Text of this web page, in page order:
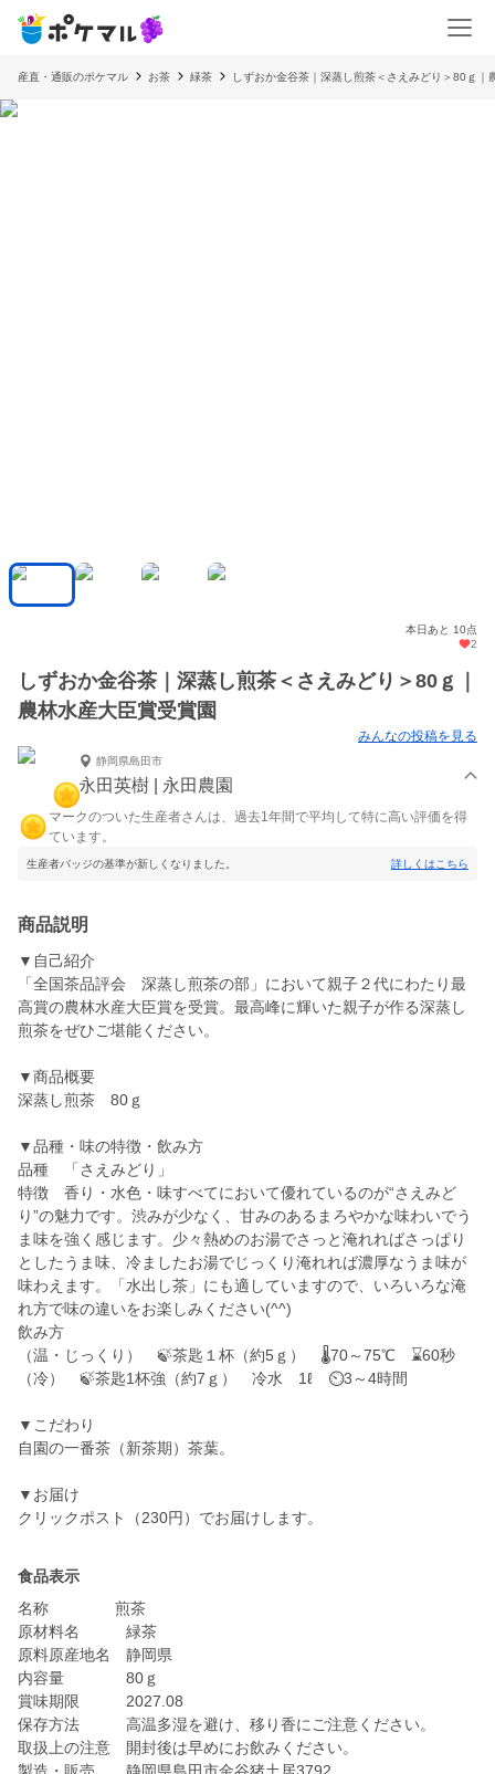
産直・通販のポケマル お茶 緑茶 しずおか金谷茶｜深蒸し煎茶＜さえみどり＞80ｇ｜
本日あと 10点
2
しずおか金谷茶｜深蒸し煎茶＜さえみどり＞80ｇ｜
農林水産大臣賞受賞園
みんなの投稿を見る
静岡県島田市
永田英樹 | 永田農園
マークのついた生産者さんは、過去1年間で平均して特に高い評価を得
ています。
生産者バッジの基準が新しくなりました。 詳しくはこちら
商品説明
▼自己紹介
「全国茶品評会 深蒸し煎茶の部」において親子２代にわたり最
高賞の農林水産大臣賞を受賞。最高峰に輝いた親子が作る深蒸し
煎茶をぜひご堪能ください。
▼商品概要
深蒸し煎茶 80ｇ
▼品種・味の特徴・飲み方
品種 「さえみどり」
特徴 香り・水色・味すべてにおいて優れているのが“さえみど
り”の魅力です。渋みが少なく、甘みのあるまろやかな味わいでう
ま味を強く感じます。少々熱めのお湯でさっと淹れればさっぱり
としたうま味、冷ましたお湯でじっくり淹れれば濃厚なうま味が
味わえます。「水出し茶」にも適していますので、いろいろな淹
れ方で味の違いをお楽しみください(^^)
飲み方
（温・じっくり） 🍃茶匙１杯（約5ｇ） 🌡70～75℃ ⌛60秒
（冷） 🍃茶匙1杯強（約7ｇ） 冷水 1ℓ ⏲3～4時間
▼こだわり
自園の一番茶（新茶期）茶葉。
▼お届け
クリックポスト（230円）でお届けします。
食品表示
名称 煎茶
原材料名 緑茶
原料原産地名 静岡県
内容量 80ｇ
賞味期限 2027.08
保存方法 高温多湿を避け、移り香にご注意ください。
取扱上の注意 開封後は早めにお飲みください。